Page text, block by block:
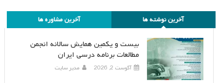
آخرین نوشته ها آخرین مشاوره ها
بیست و یکمین همایش سالانه انجمن
مطالعات برنامه درسی ایران
آگوست 2, 2026 مدیر سایت